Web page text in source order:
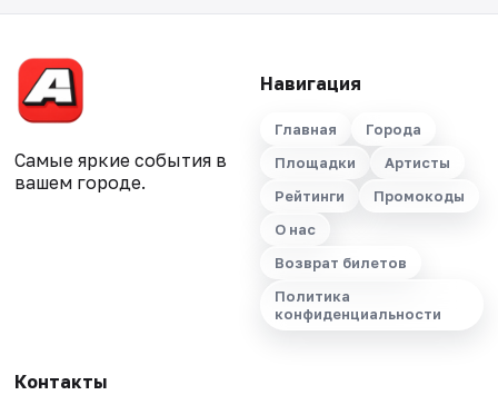
Самые яркие события в
вашем городе.
Навигация
Главная
Города
Площадки
Артисты
Рейтинги
Промокоды
О нас
Возврат билетов
Политика
конфиденциальности
Контакты